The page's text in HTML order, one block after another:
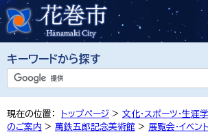
キーワードから探す
現在の位置： トップページ > 文化・スポーツ・生涯
のご案内 > 萬鉄五郎記念美術館 > 展覧会・イベント